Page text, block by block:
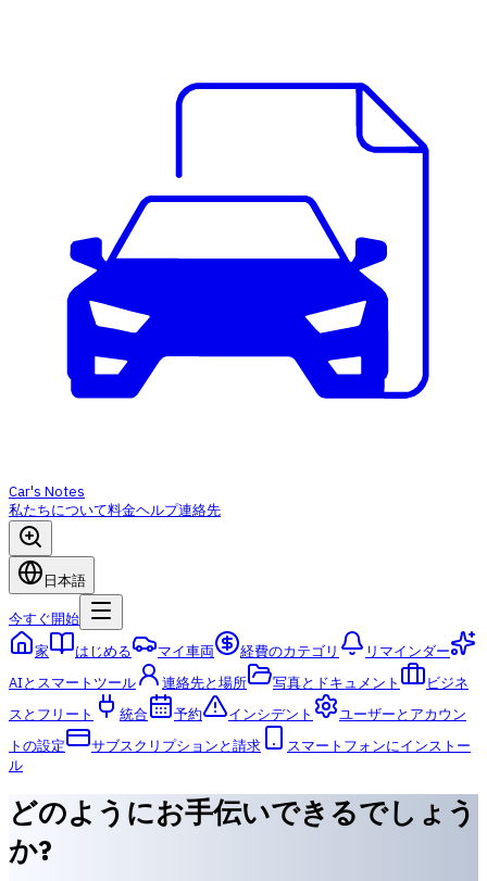
Car's Notes
私たちについて料金ヘルプ連絡先
日本語
今すぐ開始
家
はじめる マイ車両 経費のカテゴリ
リマインダー
AIとスマートツール
連絡先と場所 写真とドキュメント
ビジネ
スとフリート
統合 予約 インシデント
ユーザーとアカウン
トの設定
サブスクリプションと請求
スマートフォンにインストー
ル
どのようにお手伝いできるでしょう
か?